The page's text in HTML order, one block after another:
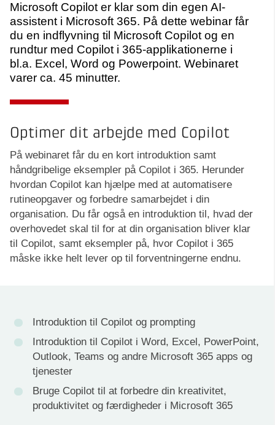
Microsoft Copilot er klar som din egen AI-
assistent i Microsoft 365. På dette webinar får
du en indflyvning til Microsoft Copilot og en
rundtur med Copilot i 365-applikationerne i
bl.a. Excel, Word og Powerpoint. Webinaret
varer ca. 45 minutter.
Optimer dit arbejde med Copilot
På webinaret får du en kort introduktion samt
håndgribelige eksempler på Copilot i 365. Herunder
hvordan Copilot kan hjælpe med at automatisere
rutineopgaver og forbedre samarbejdet i din
organisation. Du får også en introduktion til, hvad der
overhovedet skal til for at din organisation bliver klar
til Copilot, samt eksempler på, hvor Copilot i 365
måske ikke helt lever op til forventningerne endnu.
Introduktion til Copilot og prompting
Introduktion til Copilot i Word, Excel, PowerPoint,
Outlook, Teams og andre Microsoft 365 apps og
tjenester
Bruge Copilot til at forbedre din kreativitet,
produktivitet og færdigheder i Microsoft 365